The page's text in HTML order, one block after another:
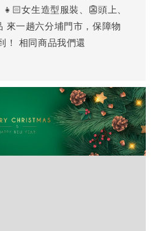
女生造型服裝、👺頭上、
來一趟六分埔門市，保障物
！ 相同商品我們還